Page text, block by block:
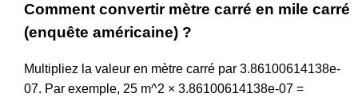
Comment convertir mètre carré en mile carré
(enquête américaine) ?
Multipliez la valeur en mètre carré par 3.86100614138e-
07. Par exemple, 25 m^2 × 3.86100614138e-07 =